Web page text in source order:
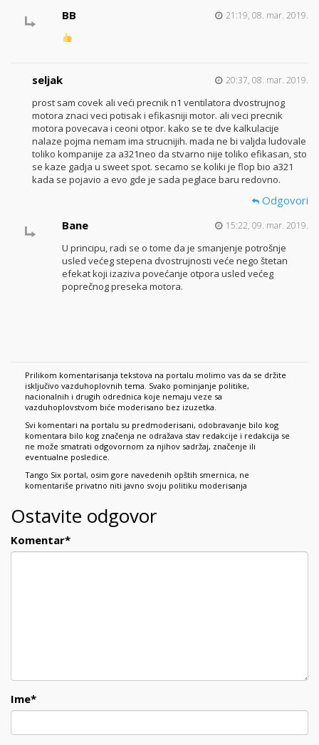
BB 21:19, 08. mar. 2019.
seljak 20:37, 08. mar. 2019.
prost sam covek ali veći precnik n1 ventilatora dvostrujnog
motora znaci veci potisak i efikasniji motor. ali veci precnik
motora povecava i ceoni otpor. kako se te dve kalkulacije
nalaze pojma nemam ima strucnijih. mada ne bi valjda ludovale
toliko kompanije za a321neo da stvarno nije toliko efikasan, sto
se kaze gadja u sweet spot. secamo se koliki je flop bio a321
kada se pojavio a evo gde je sada peglace baru redovno.
Odgovori
Bane
15:22, 09. mar. 2019.
U principu, radi se o tome da je smanjenje potrošnje
usled većeg stepena dvostrujnosti veće nego štetan
efekat koji izaziva povećanje otpora usled većeg
poprečnog preseka motora.
Prilikom komentarisanja tekstova na portalu molimo vas da se držite
isključivo vazduhoplovnih tema. Svako pominjanje politike,
nacionalnih i drugih odrednica koje nemaju veze sa
vazduhoplovstvom biće moderisano bez izuzetka.
Svi komentari na portalu su predmoderisani, odobravanje bilo kog
komentara bilo kog značenja ne odražava stav redakcije i redakcija se
ne može smatrati odgovornom za njihov sadržaj, značenje ili
eventualne posledice.
Tango Six portal, osim gore navedenih opštih smernica, ne
komentariše privatno niti javno svoju politiku moderisanja
Ostavite odgovor
Komentar*
Ime*